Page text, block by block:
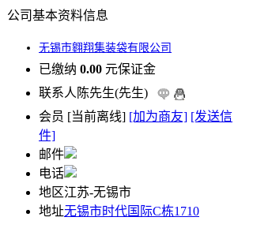
公司基本资料信息
无锡市翱翔集装袋有限公司
已缴纳 0.00 元保证金
联系人 陈先生(先生)
会员 [当前离线] [加为商友] [发送信
件]
邮件
电话
地区江苏-无锡市
地址无锡市时代国际C栋1710